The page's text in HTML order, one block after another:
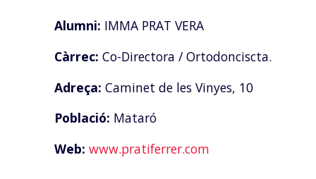
Alumni: IMMA PRAT VERA
Càrrec: Co-Directora / Ortodonciscta.
Adreça: Caminet de les Vinyes, 10
Població: Mataró
Web: www.pratiferrer.com